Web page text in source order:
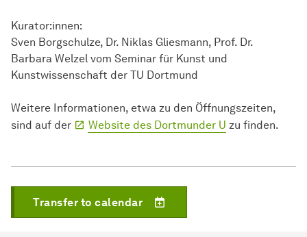
Kurator:innen:
Sven Borgschulze, Dr. Niklas Gliesmann, Prof. Dr.
Barbara Welzel vom Seminar für Kunst und
Kunstwissenschaft der TU Dortmund
Weitere Informationen, etwa zu den Öffnungszeiten,
sind auf der
Website des Dortmunder U zu finden.
Transfer to calendar